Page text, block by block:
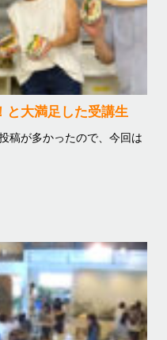
と大満足した受講生
稿が多かったので、今回は